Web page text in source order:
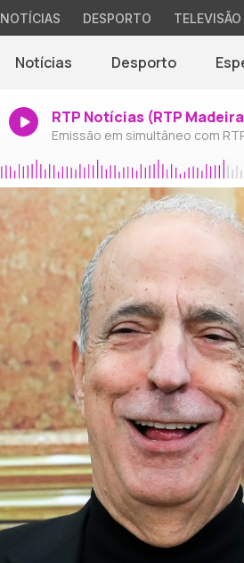
NOTÍCIAS DESPORTO TELEVISÃO
Notícias Desporto
RTP Notícias (RTP
Emissão em simultâneo com